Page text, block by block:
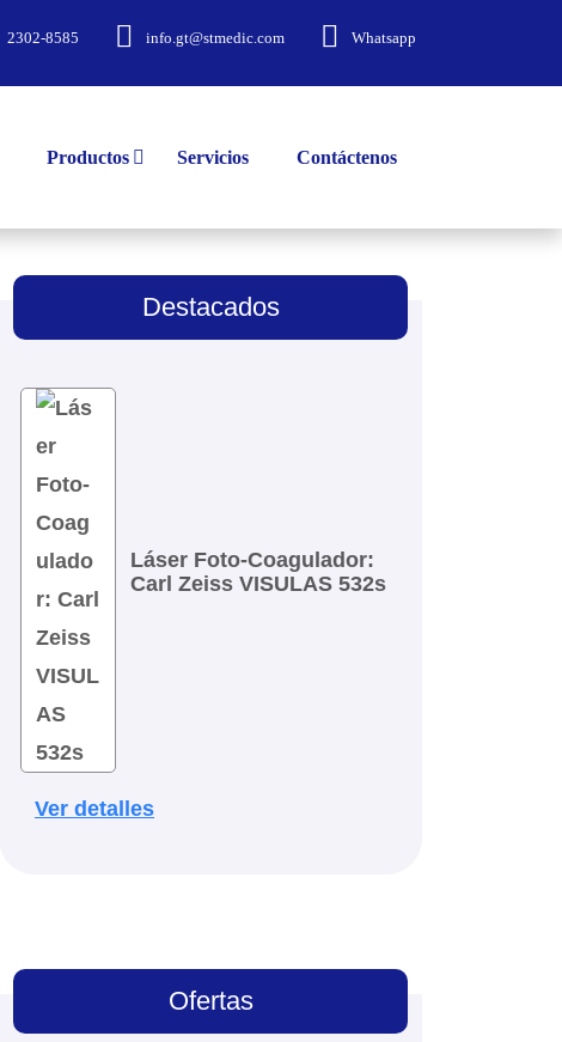
2302-8585 info.gt@stmedic.com Whatsapp
Productos Servicios Contáctenos
Destacados
Láser Foto-Coagulador:
Carl Zeiss VISULAS 532s
Ver detalles
Ofertas